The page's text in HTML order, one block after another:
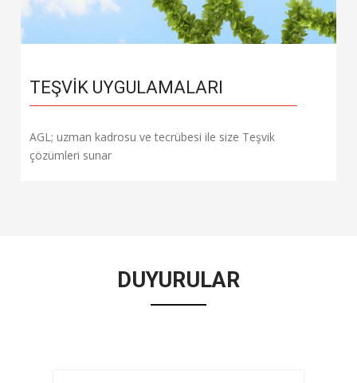
TEŞVIK UYGULAMALARI
AGL; uzman kadrosu ve tecrübesi ile size Teşvik
çözümleri sunar
DUYURULAR